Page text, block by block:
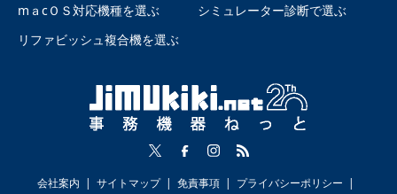
mａcＯＳ対応機種を選ぶ
リファビッシュ複合機を選ぶ
シミュレーター診断で選ぶ
会社案内 サイトマップ 免責事項 プライバシーポリシー